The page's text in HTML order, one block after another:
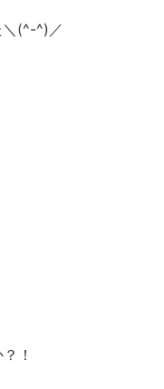
＼(^-^)／
！